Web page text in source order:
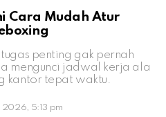
Cara Mudah Atur
penting gak pernah
mengunci jadwal kerja ala
kantor tepat waktu.
2026, 5:13 pm